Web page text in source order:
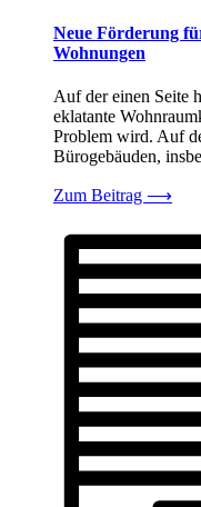
Neue Förderung
Wohnungen
Auf der einen Seite
eklatante
Problem wird. Auf
Bürogebäuden,
Zum Beitrag ⟶